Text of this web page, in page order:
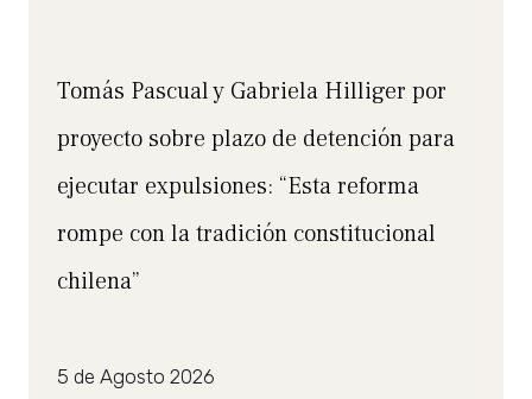
Tomás Pascual y Gabriela Hilliger por
proyecto sobre plazo de detención para
ejecutar expulsiones: “Esta reforma
rompe con la tradición constitucional
chilena”
5 de Agosto 2026